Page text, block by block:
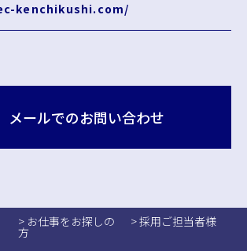
kenchikushi.com/
メールでのお問い合わせ
> お仕事をお探しの
方
> 採用ご担当者様